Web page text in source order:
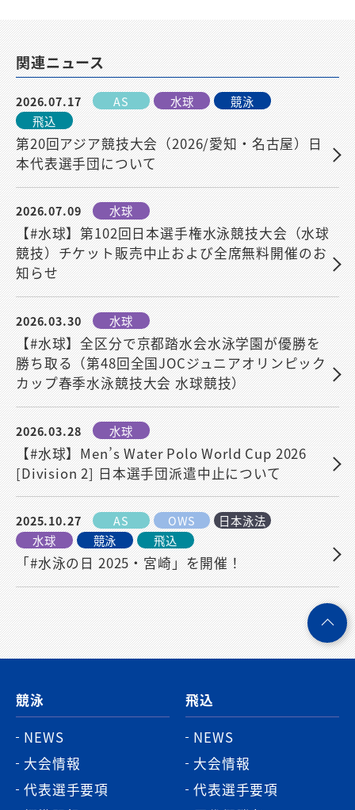
関連ニュース
2026.07.17 AS 水球
競泳
飛込
第20回アジア競技大会（2026/愛知・名古屋）日
本代表選手団について
2026.07.09 水球
【#水球】第102回日本選手権水泳競技大会（水球
競技）チケット販売中止および全席無料開催のお
知らせ
2026.03.30 水球
【#水球】全区分で京都踏水会水泳学園が優勝を
勝ち取る（第48回全国JOCジュニアオリンピック
カップ春季水泳競技大会 水球競技）
2026.03.28 水球
【#水球】Men’s Water Polo World Cup 2026
[Division 2] 日本選手団派遣中止について
2025.10.27 AS OWS
日本泳法
水球
競泳 飛込
「#水泳の日 2025・宮崎」を開催！
競泳
NEWS
大会情報
代表選手要項
飛込
NEWS
大会情報
代表選手要項